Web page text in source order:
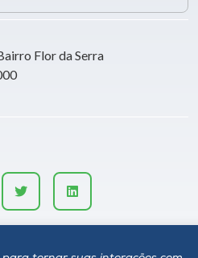
Flor da Serra